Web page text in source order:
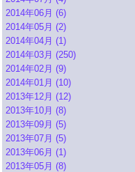
2014年06月 (6)
2014年05月 (2)
2014年04月 (1)
2014年03月 (250)
2014年02月 (9)
2014年01月 (10)
2013年12月 (12)
2013年10月 (8)
2013年09月 (5)
2013年07月 (5)
2013年06月 (1)
2013年05月 (8)